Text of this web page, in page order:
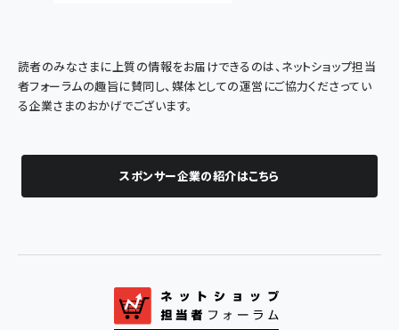
読者のみなさまに上質の情報をお届けできるのは、ネットショップ担当
者フォーラムの趣旨に賛同し、媒体としての運営にご協力くださってい
る企業さまのおかげでございます。
スポンサー企業の紹介はこちら